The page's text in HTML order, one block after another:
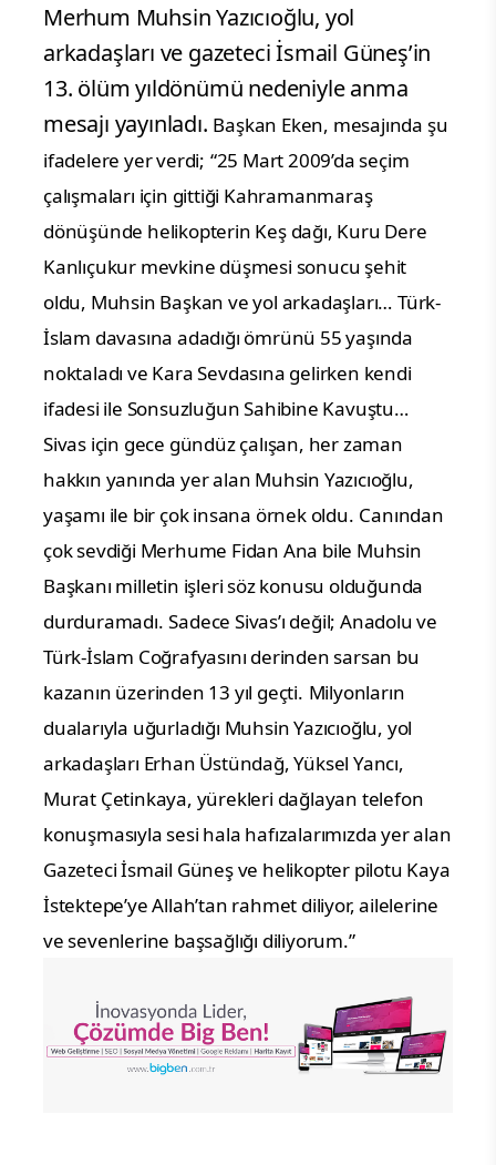
Merhum Muhsin Yazıcıoğlu, yol
arkadaşları ve gazeteci İsmail Güneş’in
13. ölüm yıldönümü nedeniyle anma
mesajı yayınladı. Başkan Eken, mesajında şu
ifadelere yer verdi; “25 Mart 2009’da seçim
çalışmaları için gittiği Kahramanmaraş
dönüşünde helikopterin Keş dağı, Kuru Dere
Kanlıçukur mevkine düşmesi sonucu şehit
oldu, Muhsin Başkan ve yol arkadaşları… Türk-
İslam davasına adadığı ömrünü 55 yaşında
noktaladı ve Kara Sevdasına gelirken kendi
ifadesi ile Sonsuzluğun Sahibine Kavuştu…
Sivas için gece gündüz çalışan, her zaman
hakkın yanında yer alan Muhsin Yazıcıoğlu,
yaşamı ile bir çok insana örnek oldu. Canından
çok sevdiği Merhume Fidan Ana bile Muhsin
Başkanı milletin işleri söz konusu olduğunda
durduramadı. Sadece Sivas’ı değil; Anadolu ve
Türk-İslam Coğrafyasını derinden sarsan bu
kazanın üzerinden 13 yıl geçti. Milyonların
dualarıyla uğurladığı Muhsin Yazıcıoğlu, yol
arkadaşları Erhan Üstündağ, Yüksel Yancı,
Murat Çetinkaya, yürekleri dağlayan telefon
konuşmasıyla sesi hala hafızalarımızda yer alan
Gazeteci İsmail Güneş ve helikopter pilotu Kaya
İstektepe’ye Allah’tan rahmet diliyor, ailelerine
ve sevenlerine başsağlığı diliyorum.”